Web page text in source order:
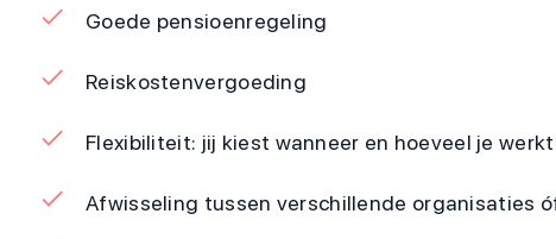
Goede pensioenregeling
Reiskostenvergoeding
Flexibiliteit: jij kiest wanneer en hoeveel je werkt
Afwisseling tussen verschillende organisaties